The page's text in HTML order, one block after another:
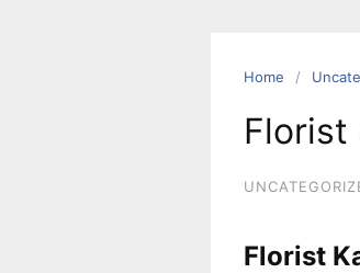
Home
Florist
Florist